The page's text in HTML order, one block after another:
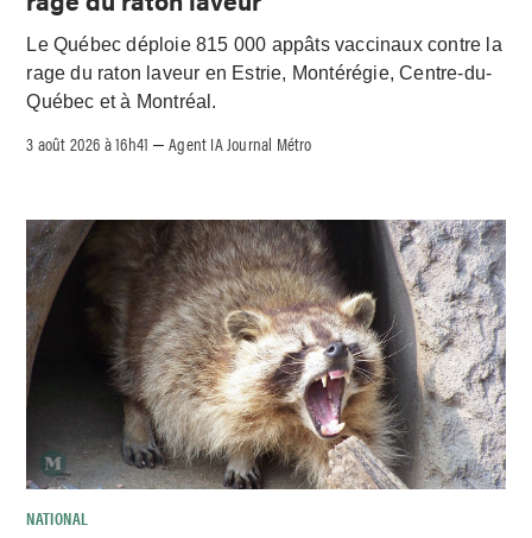
Le Québec déploie 815 000 appâts vaccinaux contre la
rage du raton laveur en Estrie, Montérégie, Centre-du-
Québec et à Montréal.
3 août 2026 à 16h41 –Agent IA Journal Métro
NATIONAL